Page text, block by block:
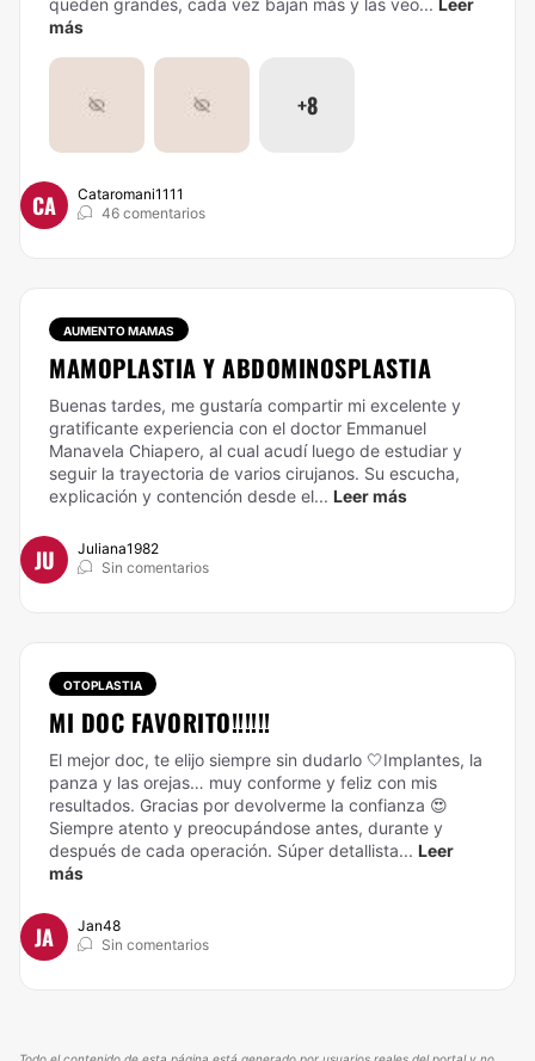
queden grandes, cada vez bajan más y las veo... Leer
más
+8
CA
Cataromani1111
46 comentarios
AUMENTO MAMAS
MAMOPLASTIA Y ABDOMINOSPLASTIA
Buenas tardes, me gustaría compartir mi excelente y
gratificante experiencia con el doctor Emmanuel
Manavela Chiapero, al cual acudí luego de estudiar y
seguir la trayectoria de varios cirujanos. Su escucha,
explicación y contención desde el... Leer más
JU
Juliana1982
Sin comentarios
OTOPLASTIA
MI DOC FAVORITO!!!!!!
El mejor doc, te elijo siempre sin dudarlo 🤍Implantes, la
panza y las orejas… muy conforme y feliz con mis
resultados. Gracias por devolverme la confianza 😍
Siempre atento y preocupándose antes, durante y
después de cada operación. Súper detallista... Leer
más
JA
Jan48
Sin comentarios